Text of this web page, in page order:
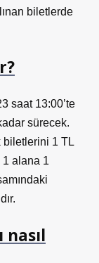
biletlerde
saat 13:00’te
sürecek.
biletlerini 1 TL
1 alana 1